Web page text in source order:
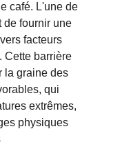
café. L'une de
de fournir une
facteurs
Cette barrière
la graine des
qui
extrêmes,
physiques